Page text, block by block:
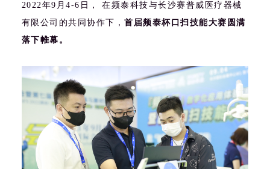
2022年9月4-6日， 在频泰科技与长沙赛普威医疗器械
有限公司的共同协作下，首届频泰杯口扫技能大赛圆满
落下帷幕。